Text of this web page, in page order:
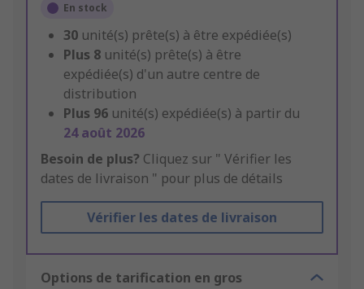
En stock
30 unité(s) prête(s) à être expédiée(s)
Plus 8 unité(s) prête(s) à être
expédiée(s) d'un autre centre de
distribution
Plus 96 unité(s) expédiée(s) à partir du
24 août 2026
Besoin de plus? Cliquez sur " Vérifier les
dates de livraison " pour plus de détails
Vérifier les dates de livraison
Options de tarification en gros